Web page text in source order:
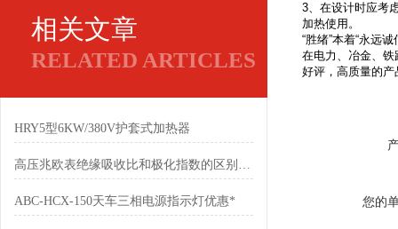
相关文章
RELATED ARTICLES
HRY5型6KW/380V护套式加热器
高压兆欧表绝缘吸收比和极化指数的区别及应用
ABC-HCX-150天车三相电源指示灯优惠*
3、在设计时应考
加热使用。
“胜绪”本着“永远
在电力、冶金、
好评，高质量的
您的